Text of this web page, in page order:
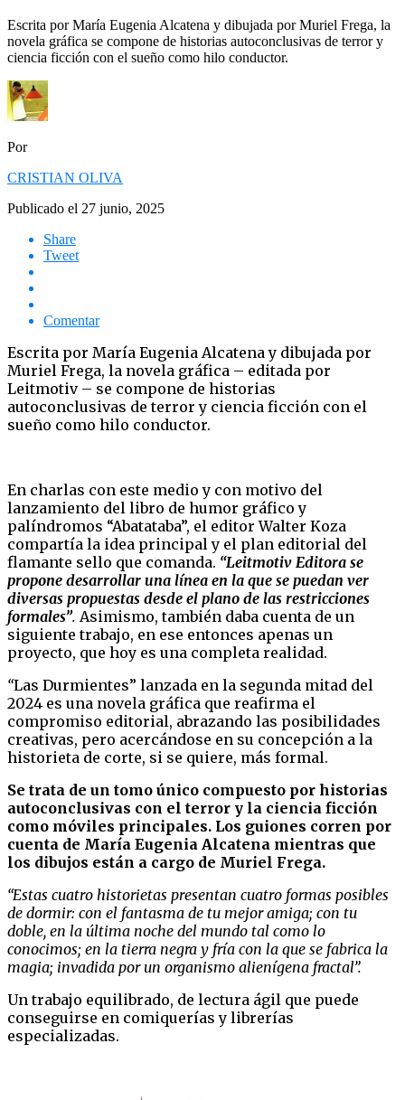
Escrita por María Eugenia Alcatena y dibujada por Muriel Frega, la
novela gráfica se compone de historias autoconclusivas de terror y
ciencia ficción con el sueño como hilo conductor.
Por
CRISTIAN OLIVA
Publicado el 27 junio, 2025
Share
Tweet
Comentar
Escrita por María Eugenia Alcatena y dibujada por
Muriel Frega, la novela gráfica – editada por
Leitmotiv – se compone de historias
autoconclusivas de terror y ciencia ficción con el
sueño como hilo conductor.
En charlas con este medio y con motivo del
lanzamiento del libro de humor gráfico y
palíndromos “Abatataba”, el editor Walter Koza
compartía la idea principal y el plan editorial del
flamante sello que comanda. “Leitmotiv Editora se
propone desarrollar una línea en la que se puedan ver
diversas propuestas desde el plano de las restricciones
formales”. Asimismo, también daba cuenta de un
siguiente trabajo, en ese entonces apenas un
proyecto, que hoy es una completa realidad.
“Las Durmientes” lanzada en la segunda mitad del
2024 es una novela gráfica que reafirma el
compromiso editorial, abrazando las posibilidades
creativas, pero acercándose en su concepción a la
historieta de corte, si se quiere, más formal.
Se trata de un tomo único compuesto por historias
autoconclusivas con el terror y la ciencia ficción
como móviles principales. Los guiones corren por
cuenta de María Eugenia Alcatena mientras que
los dibujos están a cargo de Muriel Frega.
“Estas cuatro historietas presentan cuatro formas posibles
de dormir: con el fantasma de tu mejor amiga; con tu
doble, en la última noche del mundo tal como lo
conocimos; en la tierra negra y fría con la que se fabrica la
magia; invadida por un organismo alienígena fractal”.
Un trabajo equilibrado, de lectura ágil que puede
conseguirse en comiquerías y librerías
especializadas.